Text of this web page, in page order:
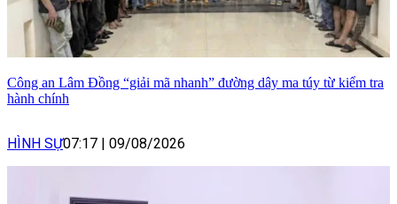
Công an Lâm Đồng “giải mã nhanh” đường dây ma túy từ kiểm tra
hành chính
HÌNH SỰ07:17 | 09/08/2026